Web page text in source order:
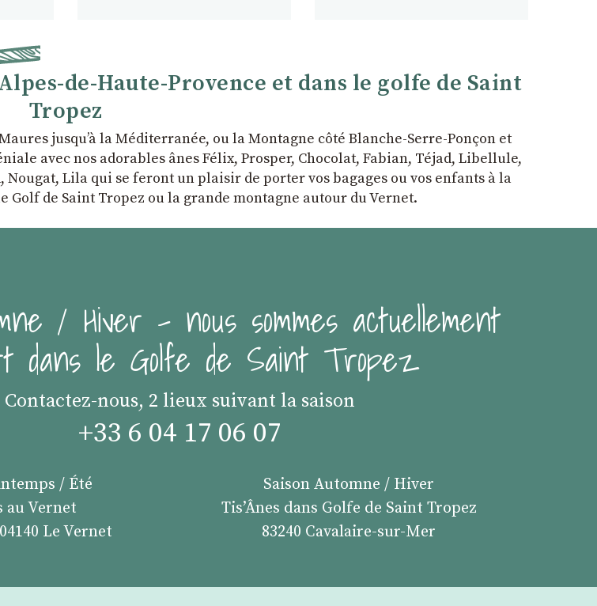
de-Haute-Provence et dans le golfe de Saint
Tropez
jusqu’à la Méditerranée, ou la Montagne côté Blanche-Serre-Ponçon et
avec nos adorables ânes Félix, Prosper, Chocolat, Fabian, Téjad, Libellule,
Nougat, Lila qui se feront un plaisir de porter vos bagages ou vos enfants à la
Golf de Saint Tropez ou la grande montagne autour du Vernet.
/ Hiver - nous sommes actuellement
dans le Golfe de Saint Tropez
Contactez-nous, 2 lieux suivant la saison
+33 6 04 17 06 07
/ Été
au Vernet
Le Vernet
Saison Automne / Hiver
Tis’Ânes dans Golfe de Saint Tropez
83240 Cavalaire-sur-Mer